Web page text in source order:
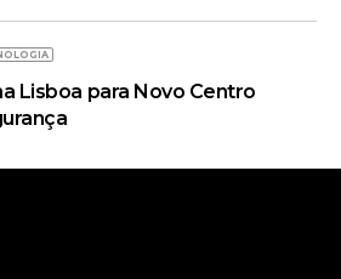
Lisboa para Novo Centro